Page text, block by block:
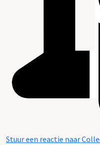
Stuur een reactie naar